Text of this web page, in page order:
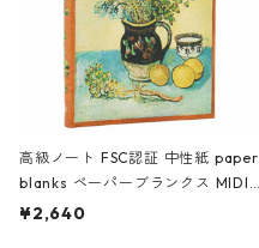
高級ノート FSC認証 中性紙 paper
blanks ペーパーブランクス MIDI
ハードカバー 罫線 ヴァン・ゴッホ
¥2,640